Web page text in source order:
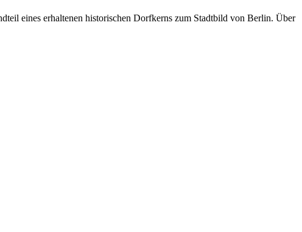
eines erhaltenen historischen Dorfkerns zum Stadtbild von Berlin. Über